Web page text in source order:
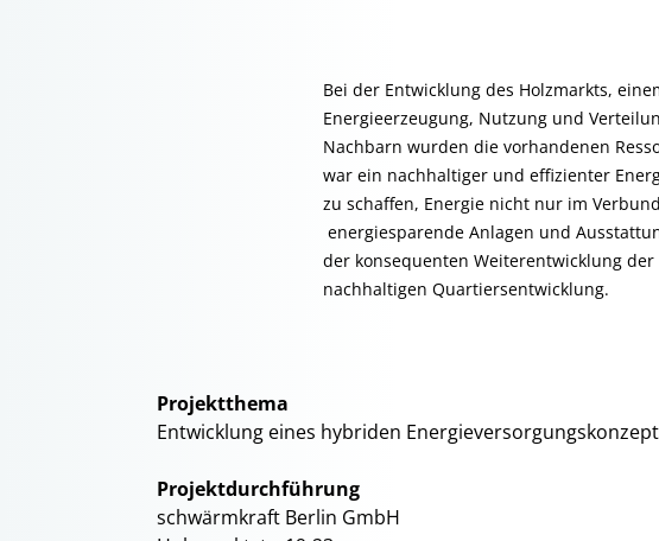
Bei der Entwicklung des Holzmarkts,
Energieerzeugung, Nutzung und
Nachbarn wurden die vorhandenen
war ein nachhaltiger und effizienter
zu schaffen, Energie nicht nur im
energiesparende Anlagen und
der konsequenten Weiterentwicklung
nachhaltigen Quartiersentwicklung.
Projektthema
Entwicklung eines hybriden
Projektdurchführung
schwärmkraft Berlin GmbH